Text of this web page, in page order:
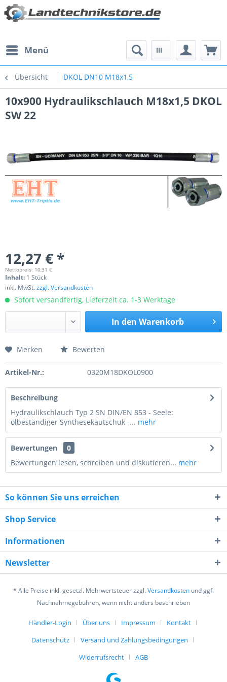
Menü
Übersicht DKOL DN10 M18x1,5
10x900 Hydraulikschlauch M18x1,5 DKOL
SW 22
12,27 € *
Nettopreis: 10,31 €
Inhalt: 1 Stück
inkl. MwSt.zzgl. Versandkosten
Sofort versandfertig, Lieferzeit ca. 1-3 Werktage
In den Warenkorb
Preis anfragen
5 * 2 = ?
Ich habe dieDatenschutzerklärunggelesen,
verstanden und stimme zu. *
Merken Bewerten
Artikel-Nr.: 0320M18DKOL0900
Beschreibung
Hydraulikschlauch Typ 2 SN DIN/EN 853 - Seele:
ölbeständiger Synthesekautschuk -... mehr
Bewertungen
0
Bewertungen lesen, schreiben und diskutieren... mehr
So können Sie uns erreichen
Shop Service
Informationen
Newsletter
* Alle Preise inkl. gesetzl. Mehrwertsteuer zzgl.Versandkosten und ggf.
Nachnahmegebühren, wenn nicht anders beschrieben
Händler-Login Über uns Impressum
Kontakt
Datenschutz
Versand und Zahlungsbedingungen
Widerrufsrecht
AGB